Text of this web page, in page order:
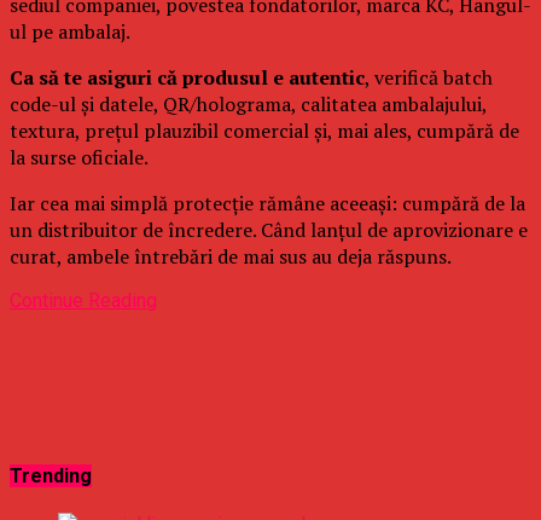
ul pe ambalaj.
Ca să te asiguri că produsul e autentic, verifică batch
code-ul și datele, QR/holograma, calitatea ambalajului,
textura, prețul plauzibil comercial și, mai ales, cumpără de
la surse oficiale.
Iar cea mai simplă protecție rămâne aceeași: cumpără de la
un distribuitor de încredere. Când lanțul de aprovizionare e
curat, ambele întrebări de mai sus au deja răspuns.
Continue Reading
Trending